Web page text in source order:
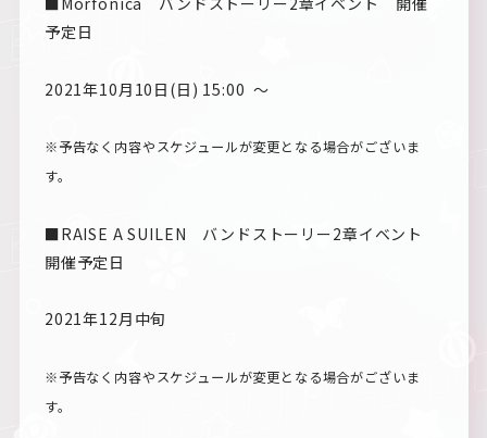
予定日
2021年10月10日(日) 15:00 ～
※予告なく内容やスケジュールが変更となる場合がございま
す。
■RAISE A SUILEN バンドストーリー2章イベント
開催予定日
2021年12月中旬
※予告なく内容やスケジュールが変更となる場合がございま
す。